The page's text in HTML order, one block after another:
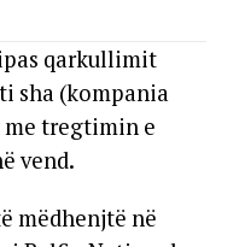
qarkullimit
sha (kompania
me tregtimin e
vend.
mëdhenjtë në